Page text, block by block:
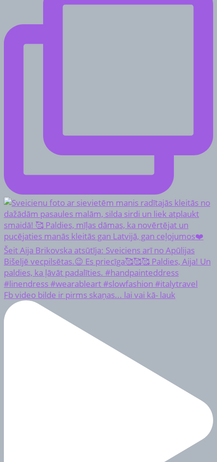
Fb video bilde ir pirms skaņas... lai vai kā- lauk